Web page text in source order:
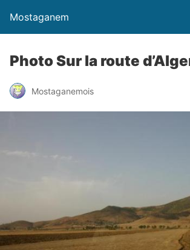
Mostaganem
Photo Sur la route
Mostaganemois